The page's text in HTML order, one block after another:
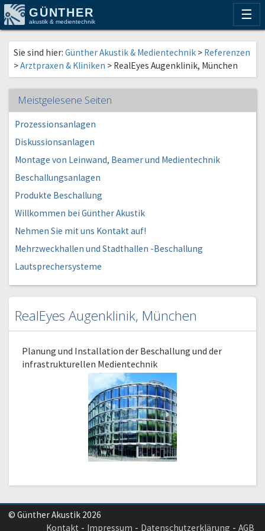
GÜNTHER
akustik & medientechnik ☰
Sie sind hier: Günther Akustik & Medientechnik > Referenzen
>Arztpraxen & Kliniken > RealEyes Augenklinik, München
Meistgelesene Seiten
Prozessionsanlagen
Diskussionsanlagen
Montage von Leinwand, Beamer und Medientechnik
Beschallungsanlagen
Produkte Beschallung
Willkommen bei Günther Akustik
Nehmen Sie mit uns Kontakt auf!
Mehrzweckhallen und Stadthallen -Beschallung
Lautsprechersysteme
RealEyes Augenklinik, München
Planung und Installation der Beschallung und der
infrastrukturellen Medientechnik
© Günther Akustik 2026
AGB
Datenschutzerklärung
Impressum
Kontakt